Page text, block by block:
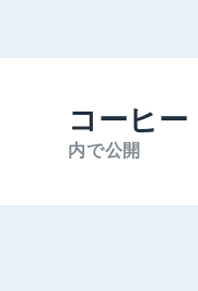
コーヒー
内で公開